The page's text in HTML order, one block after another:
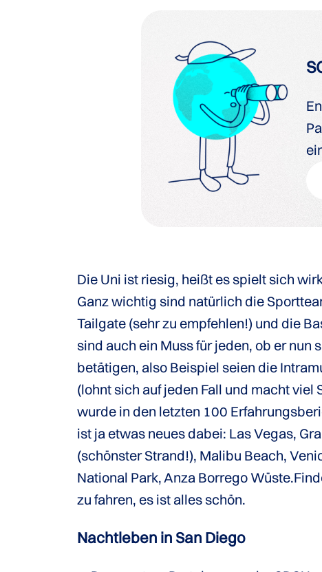
Die Uni ist riesig, heißt es spielt sich
Ganz wichtig sind natürlich die
Tailgate (sehr zu empfehlen!) und die
sind auch ein Muss für jeden, ob er
betätigen, also Beispiel seien die
(lohnt sich auf jeden Fall und macht
wurde in den letzten 100
ist ja etwas neues dabei: Las Vegas,
(schönster Strand!), Malibu Beach,
National Park, Anza Borrego
zu fahren, es ist alles schön.
Nachtleben in San Diego